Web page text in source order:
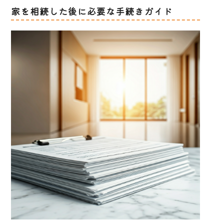
家を相続した後に必要な手続きガイド